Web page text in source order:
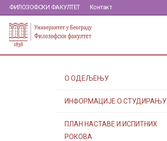
ФИЛОЗОФСКИ ФАКУЛТЕТ Контакт
О ОДЕЉЕЊУ
ИНФОРМАЦИЈЕ О СТУДИРАЊУ
ПЛАН НАСТАВЕ И ИСПИТНИХ
РОКОВА